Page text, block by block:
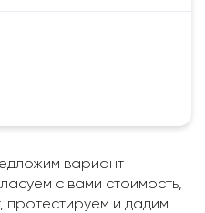
вариант
с вами стоимость,
и дадим